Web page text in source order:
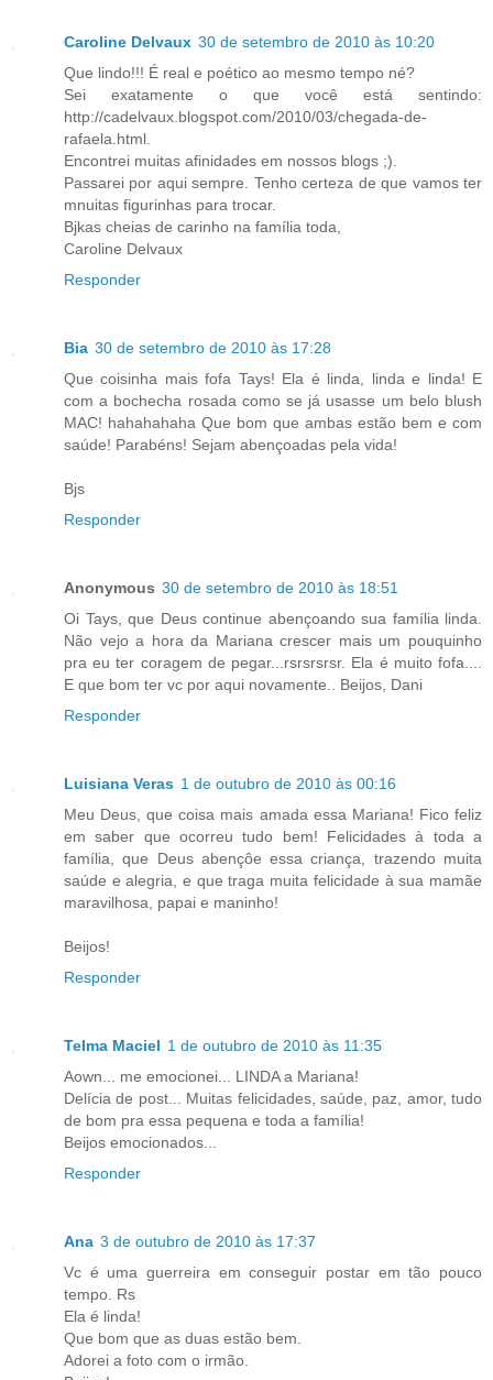
Caroline Delvaux 30 de setembro de 2010 às 10:20
Que lindo!!! É real e poético ao mesmo tempo né?
Sei exatamente o que você está sentindo:
http://cadelvaux.blogspot.com/2010/03/chegada-de-
rafaela.html.
Encontrei muitas afinidades em nossos blogs ;).
Passarei por aqui sempre. Tenho certeza de que vamos ter
mnuitas figurinhas para trocar.
Bjkas cheias de carinho na família toda,
Caroline Delvaux
Responder
Bia 30 de setembro de 2010 às 17:28
Que coisinha mais fofa Tays! Ela é linda, linda e linda! E
com a bochecha rosada como se já usasse um belo blush
MAC! hahahahaha Que bom que ambas estão bem e com
saúde! Parabéns! Sejam abençoadas pela vida!
Bjs
Responder
Anonymous 30 de setembro de 2010 às 18:51
Oi Tays, que Deus continue abençoando sua família linda.
Não vejo a hora da Mariana crescer mais um pouquinho
pra eu ter coragem de pegar...rsrsrsrsr. Ela é muito fofa....
E que bom ter vc por aqui novamente.. Beijos, Dani
Responder
Luisiana Veras 1 de outubro de 2010 às 00:16
Meu Deus, que coisa mais amada essa Mariana! Fico feliz
em saber que ocorreu tudo bem! Felicidades à toda a
família, que Deus abençôe essa criança, trazendo muita
saúde e alegria, e que traga muita felicidade à sua mamãe
maravilhosa, papai e maninho!
Beijos!
Responder
Telma Maciel 1 de outubro de 2010 às 11:35
Aown... me emocionei... LINDA a Mariana!
Delícia de post... Muitas felicidades, saúde, paz, amor, tudo
de bom pra essa pequena e toda a família!
Beijos emocionados...
Responder
Ana 3 de outubro de 2010 às 17:37
Vc é uma guerreira em conseguir postar em tão pouco
tempo. Rs
Ela é linda!
Que bom que as duas estão bem.
Adorei a foto com o irmão.